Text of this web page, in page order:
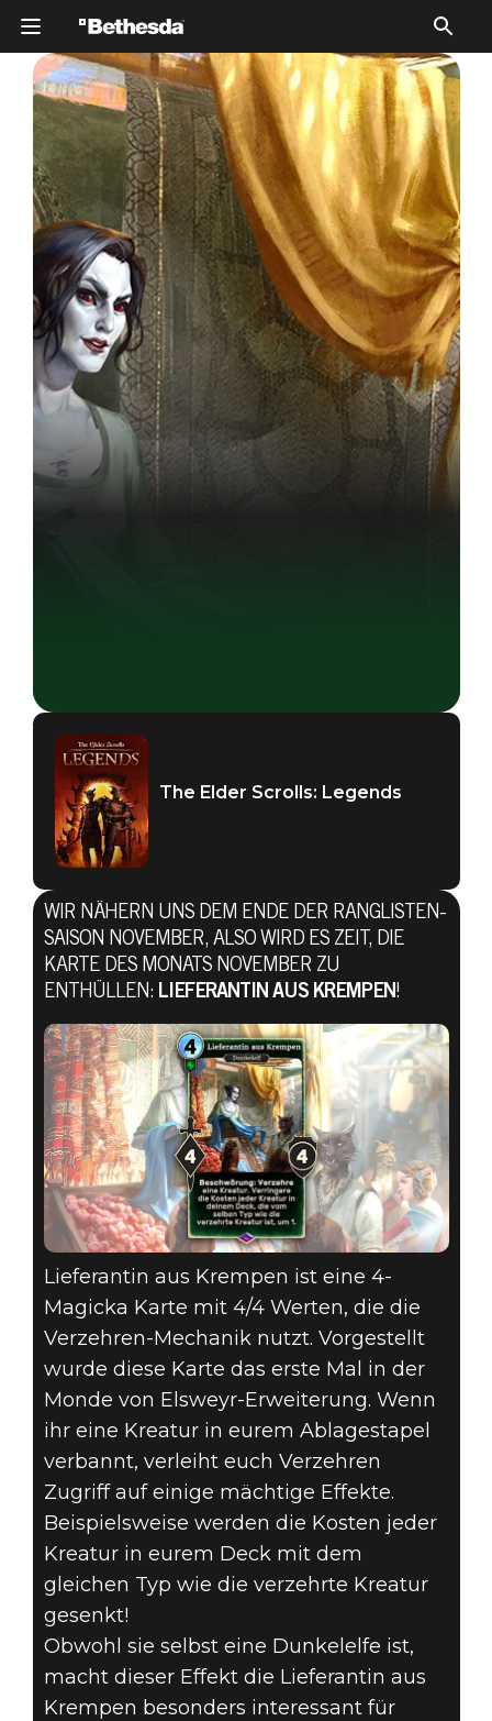
26. November 2019
THE ELDER
SCROLLS:
LEGENDS – DIE
KARTE DES
MONATS
NOVEMBER
2019
The Elder Scrolls: Legends
WIR NÄHERN UNS DEM ENDE DER RANGLISTEN-
SAISON NOVEMBER, ALSO WIRD ES ZEIT, DIE
KARTE DES MONATS NOVEMBER ZU
ENTHÜLLEN: LIEFERANTIN AUS KREMPEN!
Lieferantin aus Krempen ist eine 4-
Magicka Karte mit 4/4 Werten, die die
Verzehren-Mechanik nutzt. Vorgestellt
wurde diese Karte das erste Mal in der
Monde von Elsweyr-Erweiterung. Wenn
ihr eine Kreatur in eurem Ablagestapel
verbannt, verleiht euch Verzehren
Zugriff auf einige mächtige Effekte.
Beispielsweise werden die Kosten jeder
Kreatur in eurem Deck mit dem
gleichen Typ wie die verzehrte Kreatur
gesenkt!
Obwohl sie selbst eine Dunkelelfe ist,
macht dieser Effekt die Lieferantin aus
Krempen besonders interessant für